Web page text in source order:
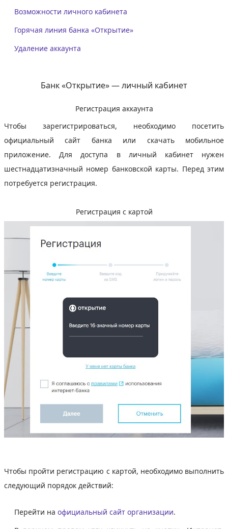
Возможности личного кабинета
Горячая линия банка «Открытие»
Удаление аккаунта
Банк «Открытие» — личный кабинет
Регистрация аккаунта
Чтобы зарегистрироваться, необходимо посетить
официальный сайт банка или скачать мобильное
приложение. Для доступа в личный кабинет нужен
шестнадцатизначный номер банковской карты. Перед этим
потребуется регистрация.
Регистрация с картой
Чтобы пройти регистрацию с картой, необходимо выполнить
следующий порядок действий:
Перейти на официальный сайт организации.